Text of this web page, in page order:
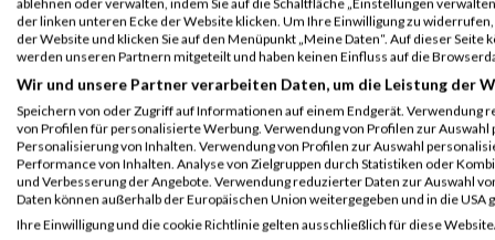
50
David Buhr
180
Benedikt Schulz
51
Hagen Burkhardt
127
Guido Labenda
132
Simon Leitner
48
Olaf Bockwinkel
37
Zeshan Babar
112
Stefan Kimmel
ablehnen oder verwalten, indem Sie auf die Schaltfläche „Einstellungen
der linken unteren Ecke der Website klicken. Um Ihre Einwilligung zu
der Website und klicken Sie auf den Menüpunkt „Meine Daten“. Auf dieser
werden unseren Partnern mitgeteilt und haben keinen Einfluss auf die
Wir und unsere Partner verarbeiten Daten, um die Leistung der
Speichern von oder Zugriff auf Informationen auf einem Endgerät. Verwendung
von Profilen für personalisierte Werbung. Verwendung von Profilen zur
Personalisierung von Inhalten. Verwendung von Profilen zur Auswahl
Performance von Inhalten. Analyse von Zielgruppen durch Statistiken oder
und Verbesserung der Angebote. Verwendung reduzierter Daten zur Auswahl
Daten können außerhalb der Europäischen Union weitergegeben und in die USA
Ihre Einwilligung und die cookie Richtlinie gelten ausschließlich für diese